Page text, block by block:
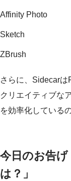
Affinity Photo
Sketch
ZBrush
さらに、Sidecar
クリエイティブな
を効率化している
今日のお告
は？」